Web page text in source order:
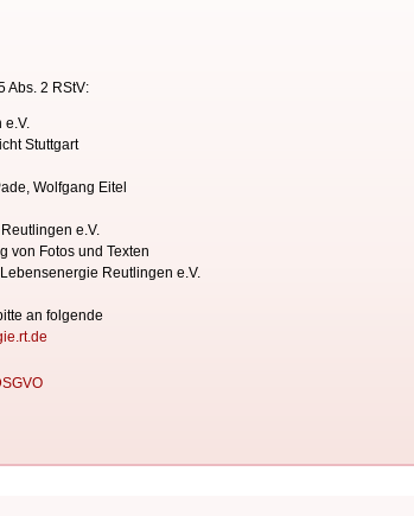
Abs. 2 RStV:
e.V.
Stuttgart
Wolfgang Eitel
e.V.
von Fotos und Texten
Reutlingen e.V.
an folgende